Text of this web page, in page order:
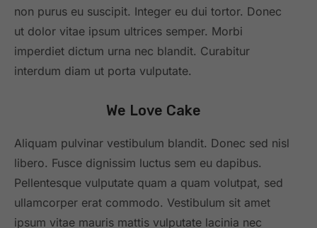
non purus eu suscipit. Integer eu dui tortor. Donec
ut dolor vitae ipsum ultrices semper. Morbi
imperdiet dictum urna nec blandit. Curabitur
interdum diam ut porta vulputate.
We Love Cake
Aliquam pulvinar vestibulum blandit. Donec sed nisl
libero. Fusce dignissim luctus sem eu dapibus.
Pellentesque vulputate quam a quam volutpat, sed
ullamcorper erat commodo. Vestibulum sit amet
ipsum vitae mauris mattis vulputate lacinia nec